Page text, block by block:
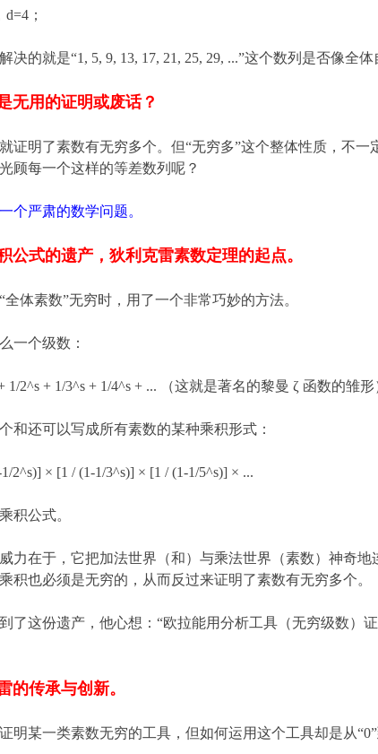
；
决的就是“1, 5, 9, 13, 17, 21, 25, 29, ...”这个数列是否像全
无用的证明或废话？
证明了素数有无穷多个。但“无穷多”这个整体性质，不
顾每一个这样的等差数列呢？
个严肃的数学问题。
公式的遗产，狄利克雷素数定理的起点。
全体素数”无穷时，用了一个非常巧妙的方法。
一个级数：
1/2^s + 1/3^s + 1/4^s + ... （这就是著名的黎曼 ζ 函数的雏形
和还可以写成所有素数的某种乘积形式：
2^s)] × [1 / (1-1/3^s)] × [1 / (1-1/5^s)] × ...
积公式。
力在于，它把加法世界（和）与乘法世界（素数）神奇
积也必须是无穷的，从而反过来证明了素数有无穷多个。
了这份遗产，他心想：“欧拉能用分析工具（无穷级数）
的传承与创新。
明某一类素数无穷的工具，但如何运用这个工具却是从“0”